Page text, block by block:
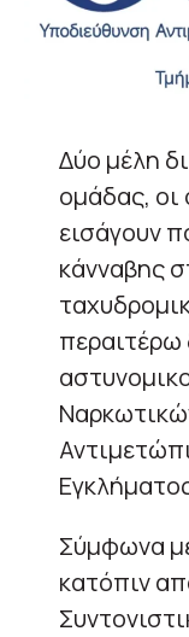
Δύο μέλη
ομάδας, οι
εισάγουν
κάνναβης
περαιτέρω
Σύμφωνα
κατόπιν